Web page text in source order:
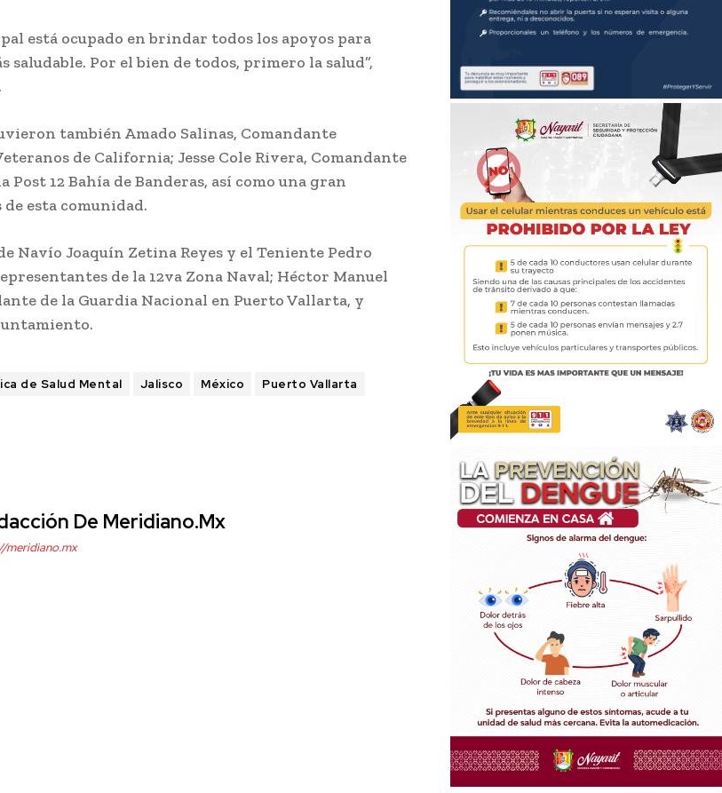
está ocupado en brindar todos los apoyos para
saludable. Por el bien de todos, primero la salud”,
también Amado Salinas, Comandante
de California; Jesse Cole Rivera, Comandante
Post 12 Bahía de Banderas, así como una gran
esta comunidad.
Navío Joaquín Zetina Reyes y el Teniente Pedro
de la 12va Zona Naval; Héctor Manuel
de la Guardia Nacional en Puerto Vallarta, y
de Salud Mental Jalisco México Puerto Vallarta
De Meridiano.mx
meridiano.mx